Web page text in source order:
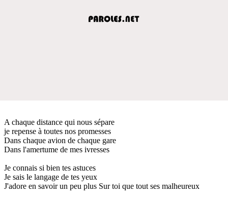
A chaque distance qui nous sépare
je repense à toutes nos promesses
Dans chaque avion de chaque gare
Dans l'amertume de mes ivresses
Je connais si bien tes astuces
Je sais le langage de tes yeux
J'adore en savoir un peu plus Sur toi que tout ses malheureux